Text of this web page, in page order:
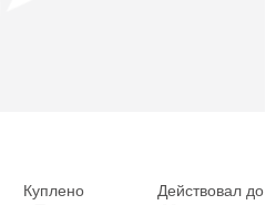
Куплено
Действовал до